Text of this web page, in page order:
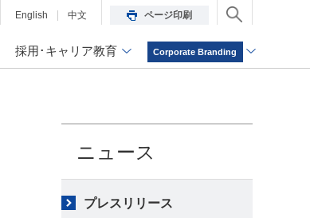
English 中文 ページ印刷
採用･キャリア教育 Corporate Branding
ニュース
プレスリリース